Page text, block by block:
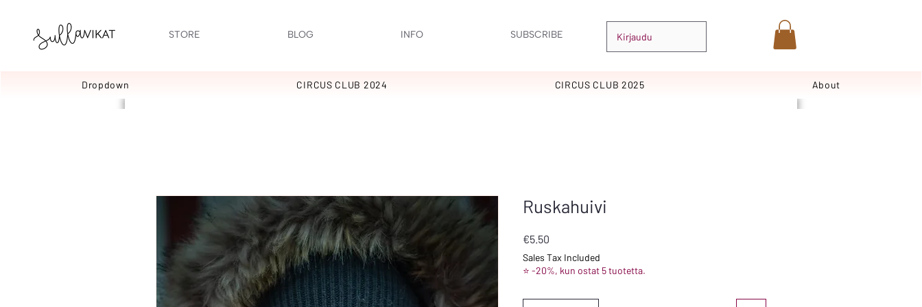
STORE BLOG INFO SUBSCRIBE Kirjaudu
Dropdown CIRCUS CLUB 2024 CIRCUS CLUB 2025 About
Ruskahuivi
€5.50
Sales Tax Included
⭐ -20%, kun ostat 5 tuotetta.